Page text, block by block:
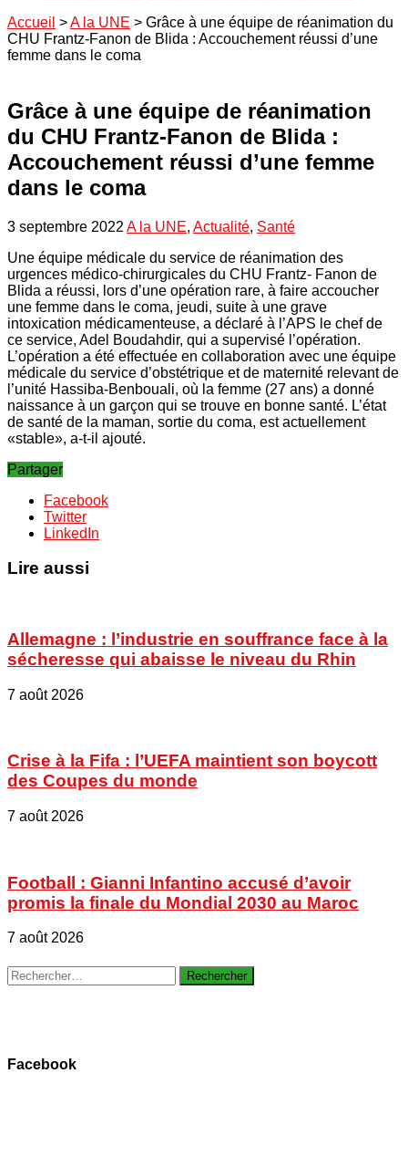
Accueil >A la UNE > Grâce à une équipe de réanimation du
CHU Frantz-Fanon de Blida : Accouchement réussi d’une
femme dans le coma
Grâce à une équipe de réanimation
du CHU Frantz-Fanon de Blida :
Accouchement réussi d’une femme
dans le coma
3 septembre 2022 A la UNE, Actualité, Santé
Une équipe médicale du service de réanimation des
urgences médico-chirurgicales du CHU Frantz- Fanon de
Blida a réussi, lors d’une opération rare, à faire accoucher
une femme dans le coma, jeudi, suite à une grave
intoxication médicamenteuse, a déclaré à l’APS le chef de
ce service, Adel Boudahdir, qui a supervisé l’opération.
L’opération a été effectuée en collaboration avec une équipe
médicale du service d’obstétrique et de maternité relevant de
l’unité Hassiba-Benbouali, où la femme (27 ans) a donné
naissance à un garçon qui se trouve en bonne santé. L’état
de santé de la maman, sortie du coma, est actuellement
«stable», a-t-il ajouté.
Partager
Facebook
Twitter
LinkedIn
Lire aussi
Allemagne : l’industrie en souffrance face à la
sécheresse qui abaisse le niveau du Rhin
7 août 2026
Crise à la Fifa : l’UEFA maintient son boycott
des Coupes du monde
7 août 2026
Football : Gianni Infantino accusé d’avoir
promis la finale du Mondial 2030 au Maroc
7 août 2026
Rechercher :
Facebook